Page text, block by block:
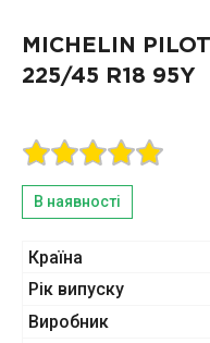
MICHELIN
225/45 R18 95Y
В наявності
Країна
Рік випуску
Виробник